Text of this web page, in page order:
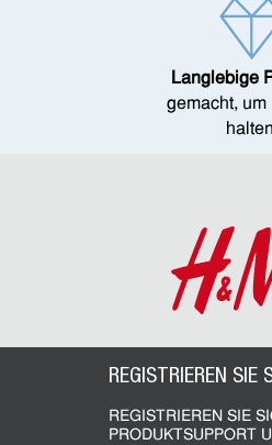
Langlebige
gemacht, um
REGISTRIEREN SIE
REGISTRIEREN SIE
PRODUKTSUPPORT